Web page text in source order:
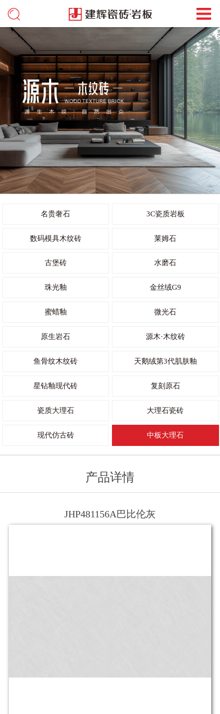
名贵奢石 3C瓷质岩板
数码模具木纹砖 莱姆石
古堡砖 水磨石
珠光釉 金丝绒G9
蜜蜡釉 微光石
原生岩石 源木·木纹砖
鱼骨纹木纹砖 天鹅绒第3代肌肤釉
星钻釉现代砖 复刻原石
瓷质大理石 大理石瓷砖
现代仿古砖 中板大理石
产品详情
JHP481156A巴比伦灰